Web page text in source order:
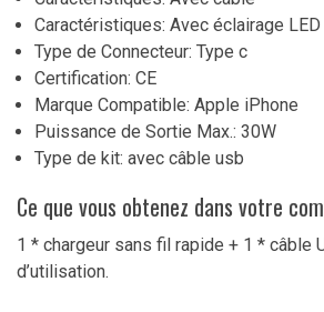
Caractéristiques: Avec éclairage LED
Type de Connecteur: Type c
Certification: CE
Marque Compatible: Apple iPhone
Puissance de Sortie Max.: 30W
Type de kit: avec câble usb
Ce que vous obtenez dans votre
1 * chargeur sans fil rapide + 1 * câble
d’utilisation.